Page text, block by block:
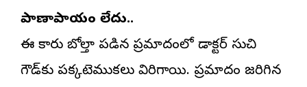
ప్రాణాపాయం లేదు..
ఈ కారు బోల్తా పడిన ప్రమాదంలో డాక్టర్ సుచి
గౌడ్‌కు పక్కటెముకలు విరిగాయి. ప్రమాదం జరిగిన